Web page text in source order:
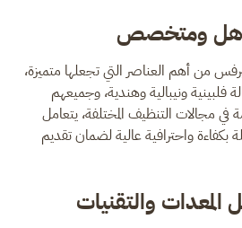
من أهم العناصر التي تجعلها متميزة،
ونيبالية وهندية، وجميعهم
في مجالات التنظيف المختلفة، يتعامل
واحترافية عالية لضمان تقديم